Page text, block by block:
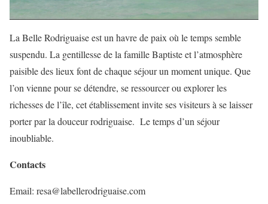
La Belle Rodriguaise est un havre de paix où le temps semble
suspendu. La gentillesse de la famille Baptiste et l’atmosphère
paisible des lieux font de chaque séjour un moment unique. Que
l’on vienne pour se détendre, se ressourcer ou explorer les
richesses de l’île, cet établissement invite ses visiteurs à se laisser
porter par la douceur rodriguaise. Le temps d’un séjour
inoubliable.
Contacts
Email: resa@labellerodriguaise.com